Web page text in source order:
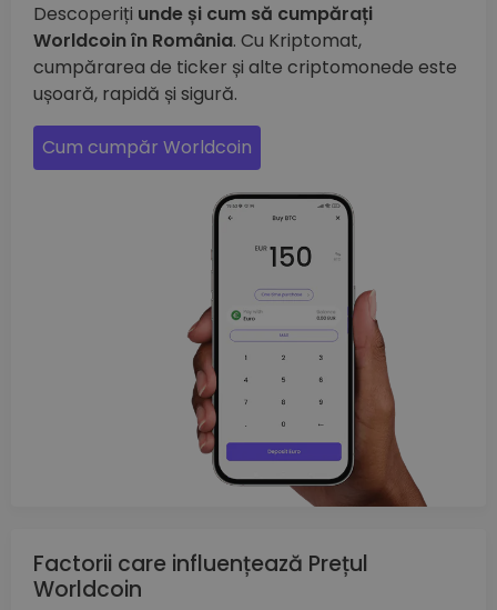
Descoperiți unde și cum să cumpărați
Worldcoin în România. Cu Kriptomat,
cumpărarea de ticker și alte criptomonede este
ușoară, rapidă și sigură.
Cum cumpăr Worldcoin
Factorii care influențează Prețul
Worldcoin